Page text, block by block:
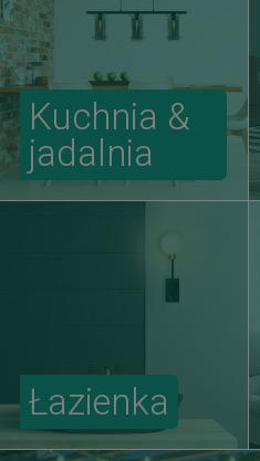
Kuchnia &
jadalnia
Łazienka